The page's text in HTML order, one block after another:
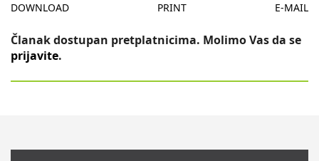
DOWNLOAD PRINT E-MAIL
Članak dostupan pretplatnicima. Molimo Vas da se
prijavite.